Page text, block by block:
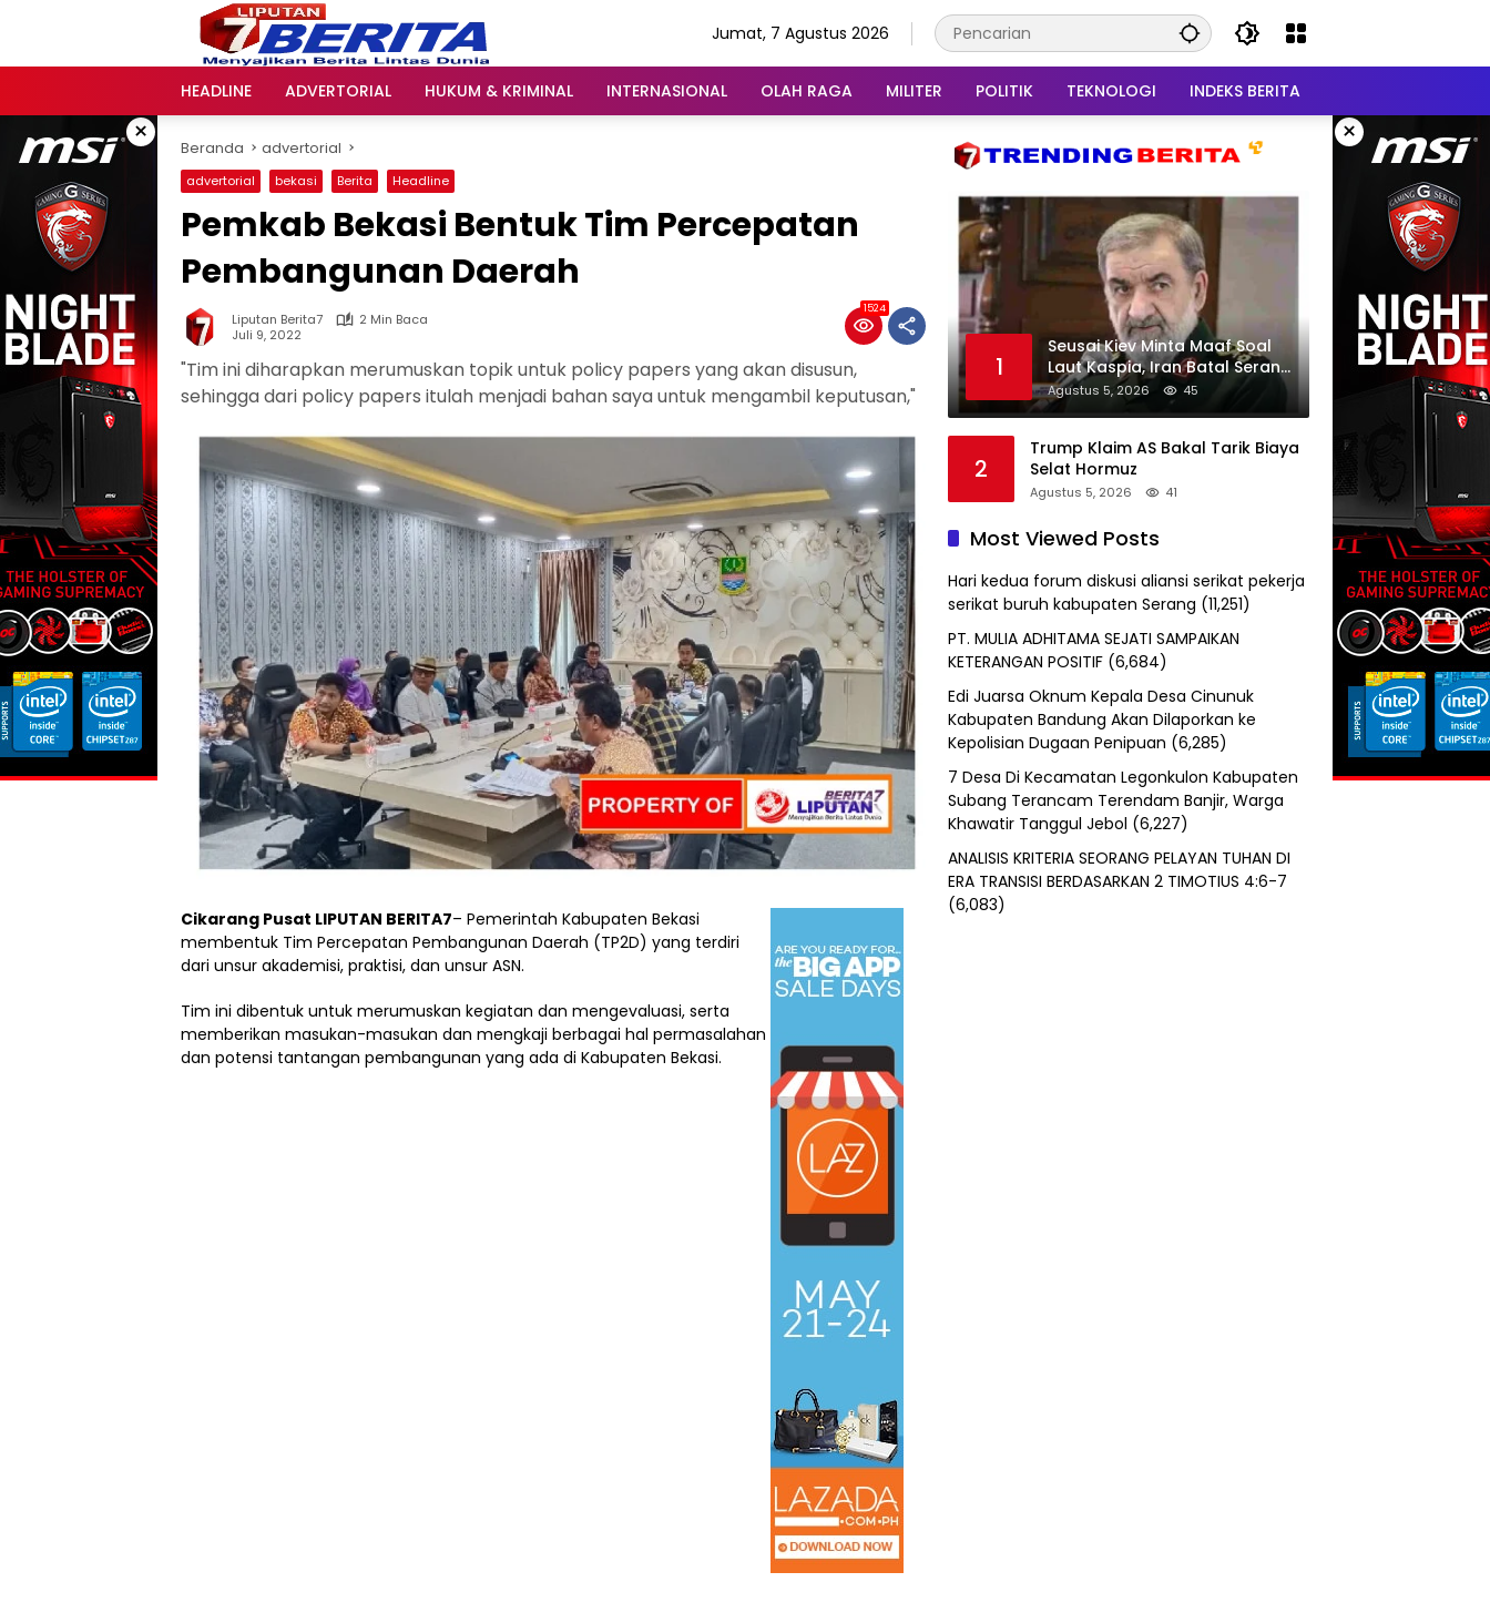
Jumat, 7 Agustus 2026
HEADLINE ADVERTORIAL HUKUM & KRIMINAL INTERNASIONAL OLAH RAGA MILITER POLITIK TEKNOLOGI INDEKS BERITA
× ×
Beranda advertorial
advertorial bekasi Berita Headline
Pemkab Bekasi Bentuk Tim Percepatan
Pembangunan Daerah
Liputan Berita7
2 Min Baca
Juli 9, 2022
1524
"Tim ini diharapkan merumuskan topik untuk policy papers yang akan disusun,
sehingga dari policy papers itulah menjadi bahan saya untuk mengambil keputusan,"
Cikarang Pusat LIPUTAN BERITA7– Pemerintah Kabupaten Bekasi
membentuk Tim Percepatan Pembangunan Daerah (TP2D) yang terdiri
dari unsur akademisi, praktisi, dan unsur ASN.
Tim ini dibentuk untuk merumuskan kegiatan dan mengevaluasi, serta
memberikan masukan-masukan dan mengkaji berbagai hal permasalahan
dan potensi tantangan pembangunan yang ada di Kabupaten Bekasi.
1
Seusai Kiev Minta Maaf Soal
Laut Kaspia, Iran Batal Serang
Ukraina
Agustus 5, 2026 45
2
Trump Klaim AS Bakal Tarik Biaya
Selat Hormuz
Agustus 5, 2026 41
Most Viewed Posts
Hari kedua forum diskusi aliansi serikat pekerja
serikat buruh kabupaten Serang (11,251)
PT. MULIA ADHITAMA SEJATI SAMPAIKAN
KETERANGAN POSITIF (6,684)
Edi Juarsa Oknum Kepala Desa Cinunuk
Kabupaten Bandung Akan Dilaporkan ke
Kepolisian Dugaan Penipuan (6,285)
7 Desa Di Kecamatan Legonkulon Kabupaten
Subang Terancam Terendam Banjir, Warga
Khawatir Tanggul Jebol (6,227)
ANALISIS KRITERIA SEORANG PELAYAN TUHAN DI
ERA TRANSISI BERDASARKAN 2 TIMOTIUS 4:6-7
(6,083)